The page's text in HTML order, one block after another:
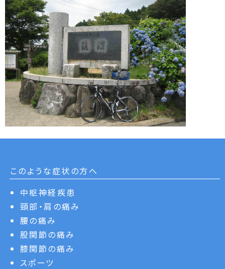
このような症状の方へ
中枢神経疾患
頸部・肩の痛み
腰の痛み
股関節の痛み
膝関節の痛み
スポーツ